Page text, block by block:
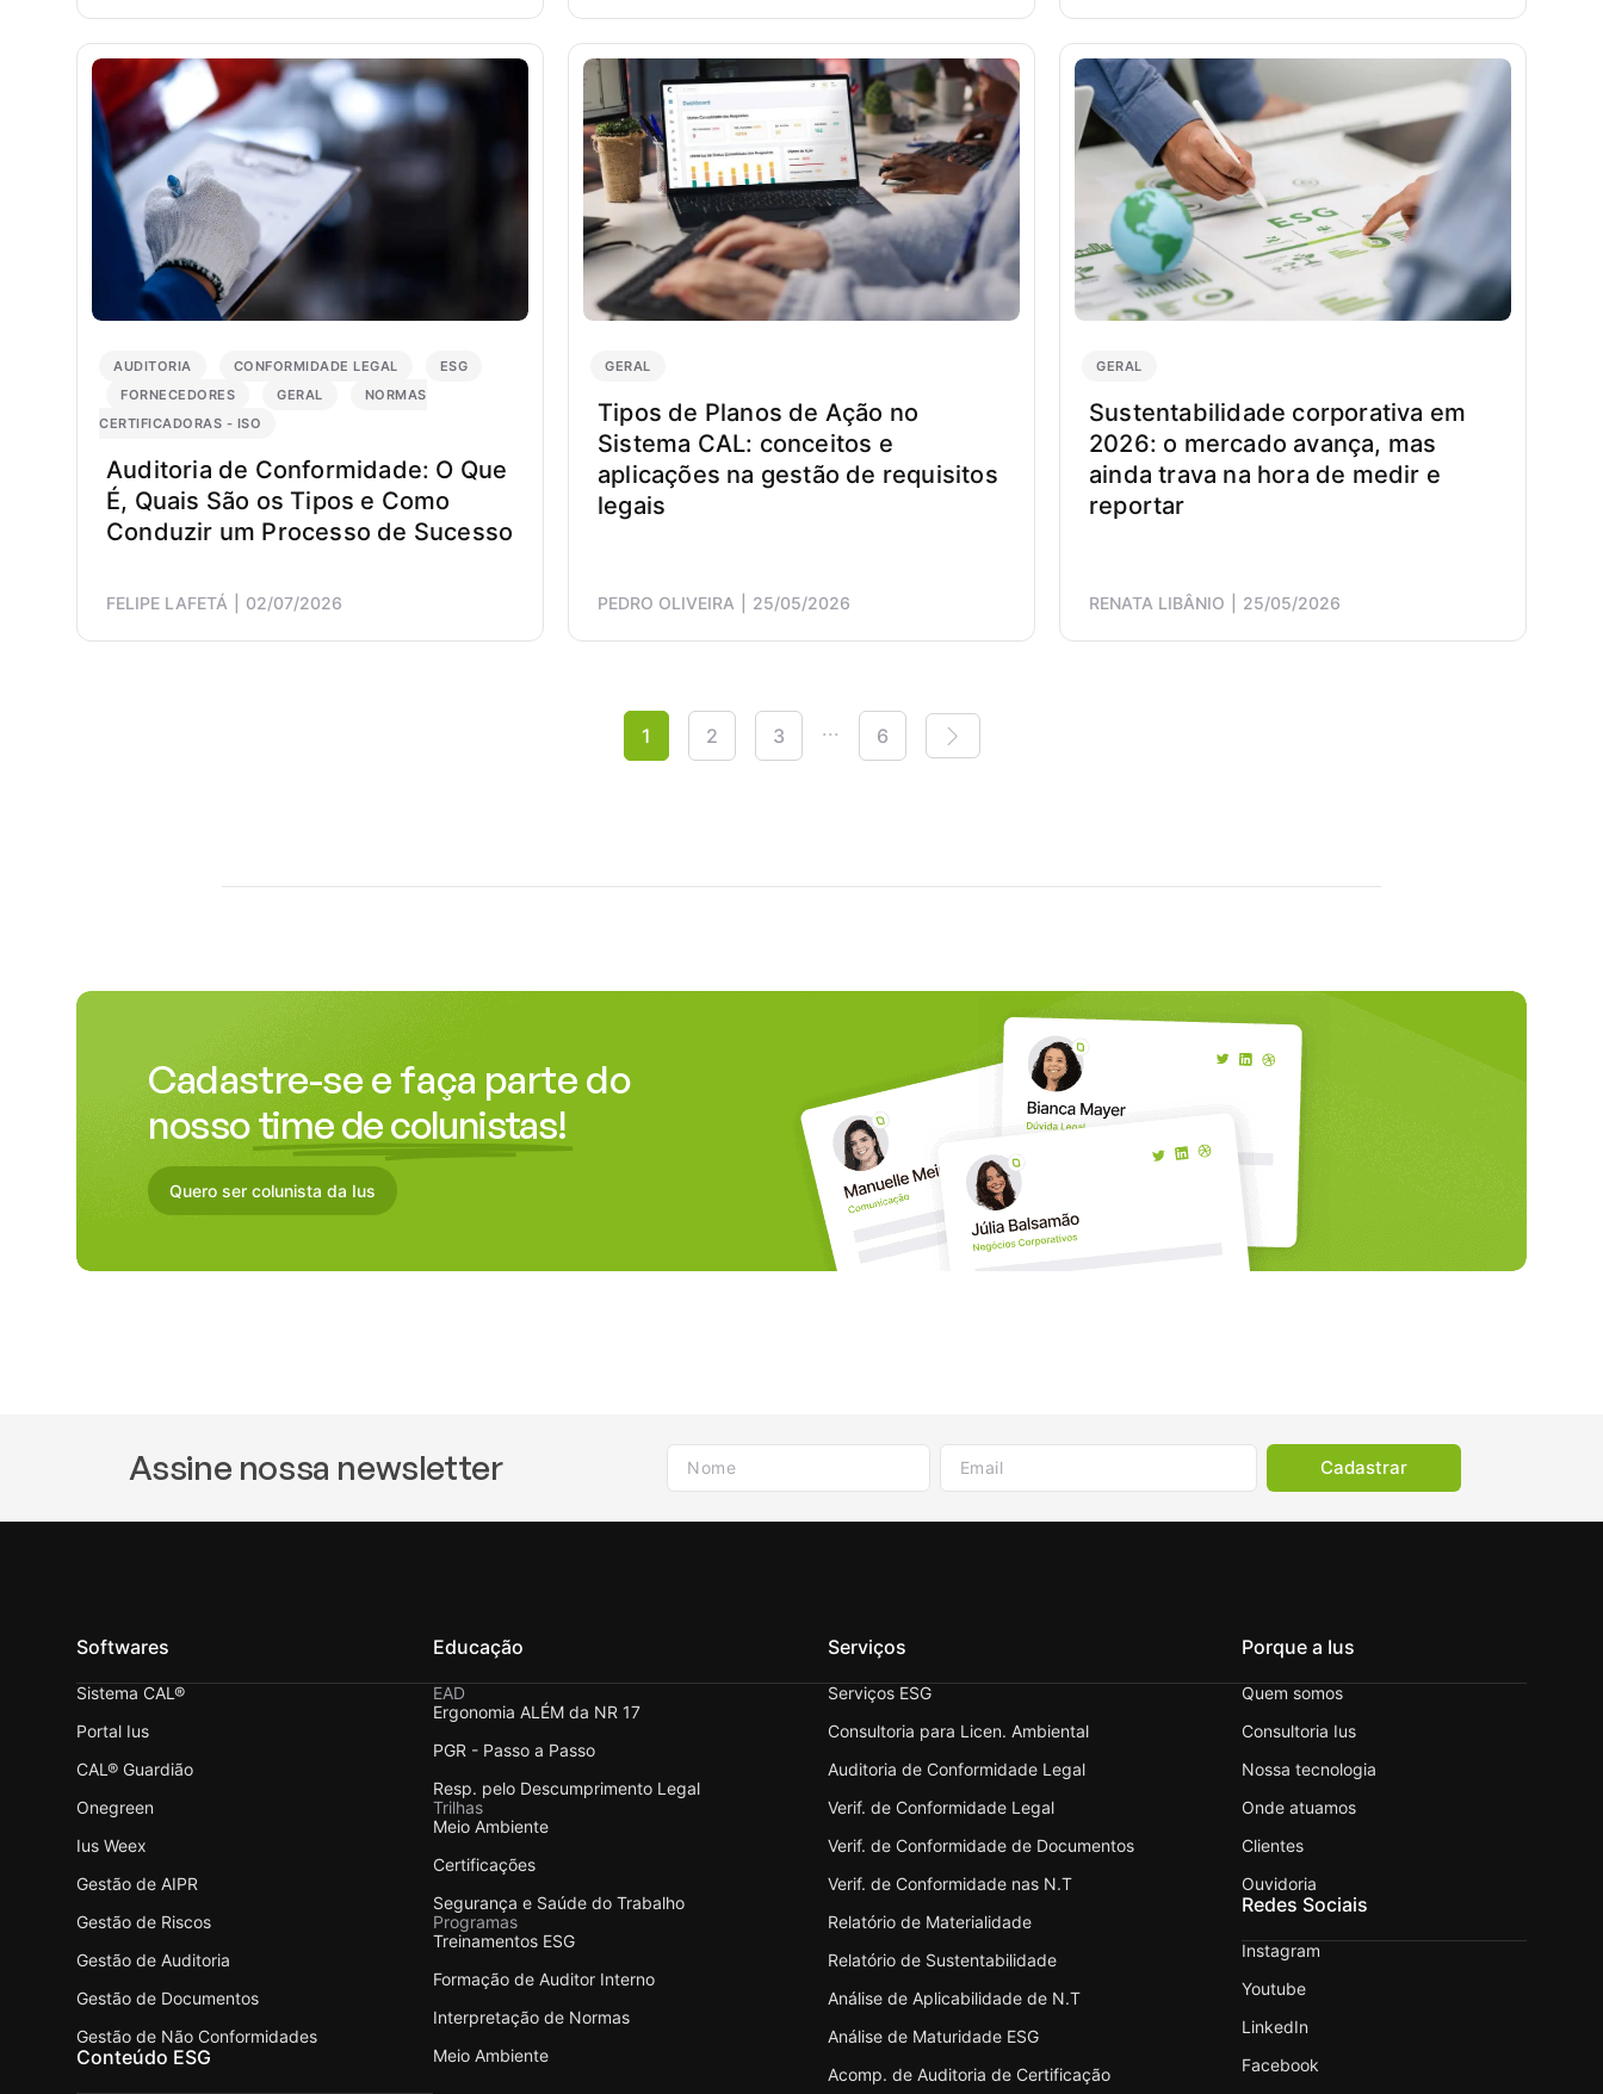
AUDITORIA CONFORMIDADE LEGAL
ESG
FORNECEDORES
GERAL
NORMAS
CERTIFICADORAS - ISO
Auditoria de Conformidade: O Que
É, Quais São os Tipos e Como
Conduzir um Processo de Sucesso
FELIPE LAFETÁ 02/07/2026
GERAL
Tipos de Planos de Ação no
Sistema CAL: conceitos e
aplicações na gestão de requisitos
legais
PEDRO OLIVEIRA 25/05/2026
GERAL
Sustentabilidade corporativa em
2026: o mercado avança, mas
ainda trava na hora de medir e
reportar
RENATA LIBÂNIO 25/05/2026
1 2 3 ... 6
Cadastre-se e faça parte do
nossotime de colunistas!
Quero ser colunista da Ius
Assine nossa newsletter Cadastrar
Softwares
Sistema CAL®
Portal Ius
CAL® Guardião
Onegreen
Ius Weex
Gestão de AIPR
Gestão de Riscos
Gestão de Auditoria
Gestão de Documentos
Gestão de Não Conformidades
Conteúdo ESG
Educação
EAD
Ergonomia ALÉM da NR 17
PGR - Passo a Passo
Resp. pelo Descumprimento Legal
Trilhas
Meio Ambiente
Certificações
Segurança e Saúde do Trabalho
Programas
Treinamentos ESG
Formação de Auditor Interno
Interpretação de Normas
Meio Ambiente
Serviços
Serviços ESG
Consultoria para Licen. Ambiental
Auditoria de Conformidade Legal
Verif. de Conformidade Legal
Verif. de Conformidade de Documentos
Verif. de Conformidade nas N.T
Relatório de Materialidade
Relatório de Sustentabilidade
Análise de Aplicabilidade de N.T
Análise de Maturidade ESG
Acomp. de Auditoria de Certificação
Porque a Ius
Quem somos
Consultoria Ius
Nossa tecnologia
Onde atuamos
Clientes
Ouvidoria
Redes Sociais
Instagram
Youtube
LinkedIn
Facebook